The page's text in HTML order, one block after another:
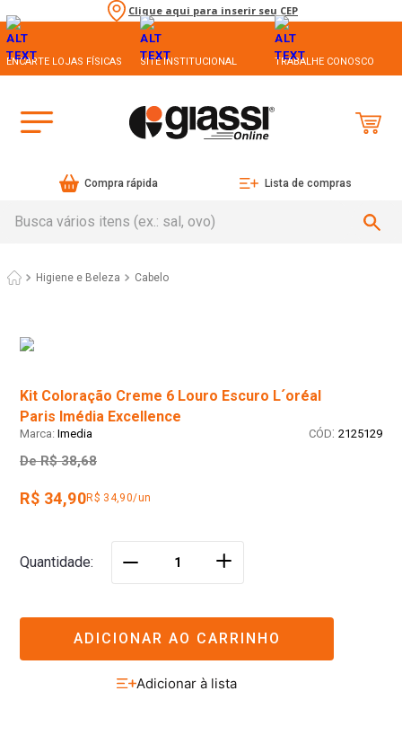
Clique aqui para inserir seu CEP
ENCARTE LOJAS FÍSICAS SITE INSTITUCIONAL TRABALHE CONOSCO
Compra rápida Lista de compras
Higiene e Beleza Cabelo
Kit Coloração Creme 6 Louro Escuro L´oréal
Paris Imédia Excellence
Imedia : 2125129
De R$ 38,68
R$ 34,90R$ 34,90/un
Quantidade ＋
ADICIONAR AO CARRINHO